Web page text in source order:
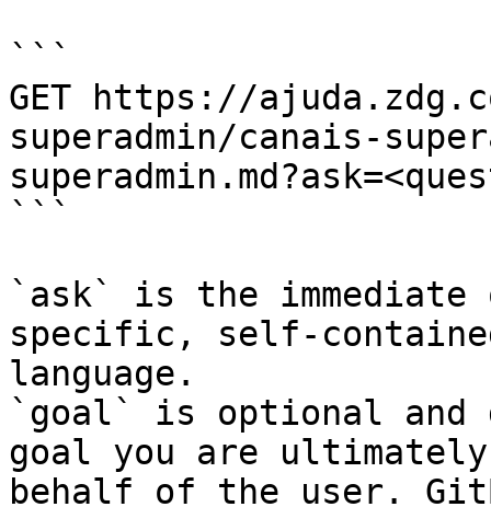
```
GET https://
superadmin/canais-
```
`ask` is the
specific, self-
language.
`goal` is optional and
goal you are
behalf of the user.